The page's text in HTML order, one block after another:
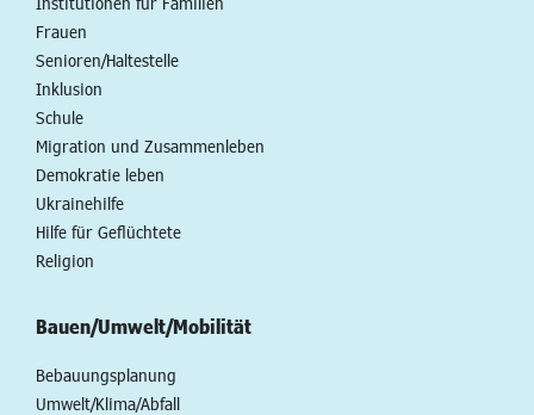
Frauen
Senioren/Haltestelle
Inklusion
Schule
Migration und Zusammenleben
Demokratie leben
Ukrainehilfe
Hilfe für Geflüchtete
Religion
Bauen/Umwelt/Mobilität
Bebauungsplanung
Umwelt/Klima/Abfall